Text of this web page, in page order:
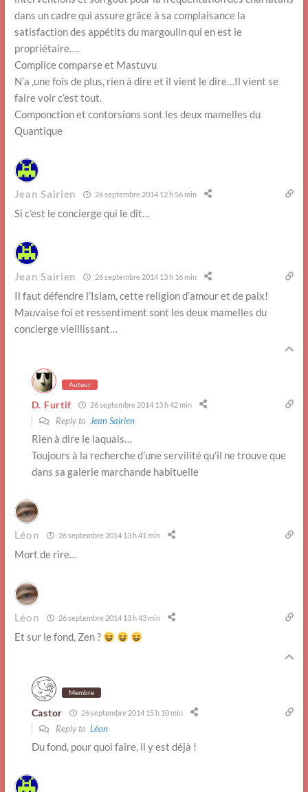
dans un cadre qui assure grâce à sa complaisance la
satisfaction des appétits du margoulin qui en est le
propriétaire….
Complice comparse et Mastuvu
N’a ,une fois de plus, rien à dire et il vient le dire…Il vient se
faire voir c’est tout.
Componction et contorsions sont les deux mamelles du
Quantique
Jean Sairien 26 septembre 2014 12 h 56 min
Si c’est le concierge qui le dit…
Jean Sairien 26 septembre 2014 13 h 16 min
Il faut défendre l’Islam, cette religion d’amour et de paix!
Mauvaise foi et ressentiment sont les deux mamelles du
concierge vieillissant…
Auteur
D. Furtif 26 septembre 2014 13 h 42 min
Reply to Jean Sairien
Rien à dire le laquais…
Toujours à la recherche d’une servilité qu’il ne trouve que
dans sa galerie marchande habituelle
Léon 26 septembre 2014 13 h 41 min
Mort de rire…
Léon 26 septembre 2014 13 h 43 min
Et sur le fond, Zen ?
Membre
Castor 26 septembre 2014 15 h 10 min
Reply to Léon
Du fond, pour quoi faire, il y est déjà !